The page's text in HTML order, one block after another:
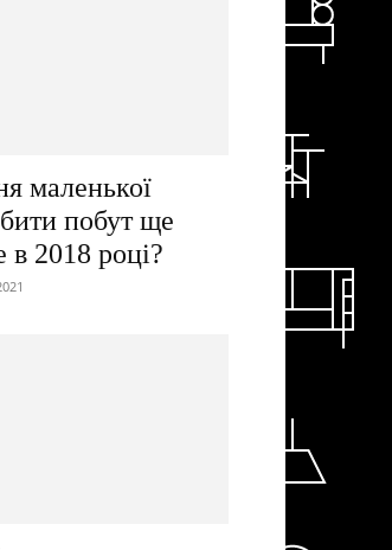
маленької
побут ще
2018 році?